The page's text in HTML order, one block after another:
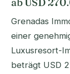
Grenadas
einer
Luxusresort-
beträgt USD